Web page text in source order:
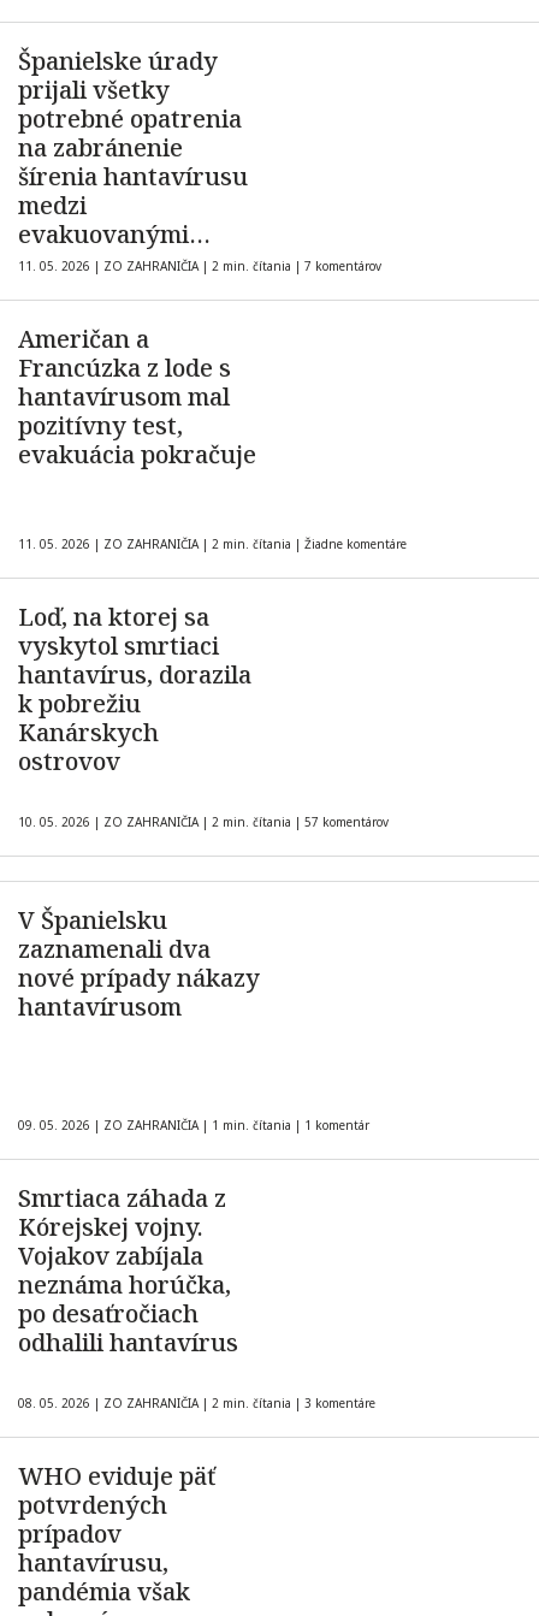
Španielske úrady
prijali všetky
potrebné opatrenia
na zabránenie
šírenia hantavírusu
medzi
evakuovanými
osobami
11. 05. 2026 | ZO ZAHRANIČIA | 2 min. čítania | 7 komentárov
Američan a
Francúzka z lode s
hantavírusom mal
pozitívny test,
evakuácia pokračuje
11. 05. 2026 | ZO ZAHRANIČIA | 2 min. čítania | Žiadne komentáre
Loď, na ktorej sa
vyskytol smrtiaci
hantavírus, dorazila
k pobrežiu
Kanárskych
ostrovov
10. 05. 2026 | ZO ZAHRANIČIA | 2 min. čítania | 57 komentárov
V Španielsku
zaznamenali dva
nové prípady nákazy
hantavírusom
09. 05. 2026 | ZO ZAHRANIČIA | 1 min. čítania | 1 komentár
Smrtiaca záhada z
Kórejskej vojny.
Vojakov zabíjala
neznáma horúčka,
po desaťročiach
odhalili hantavírus
08. 05. 2026 | ZO ZAHRANIČIA | 2 min. čítania | 3 komentáre
WHO eviduje päť
potvrdených
prípadov
hantavírusu,
pandémia však